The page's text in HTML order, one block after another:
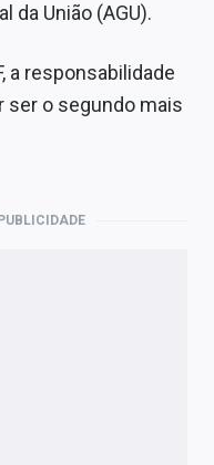
da União (AGU).
a responsabilidade
ser o segundo mais